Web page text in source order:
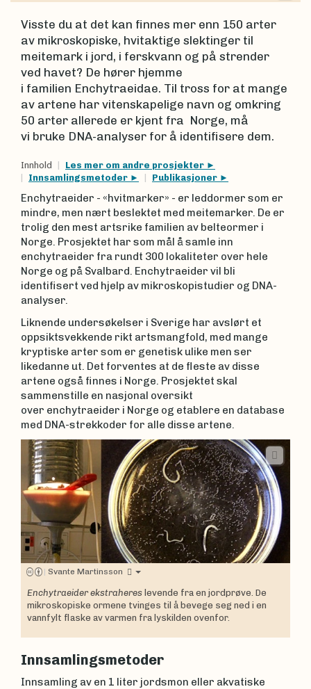
Visste du at det kan finnes mer enn 150 arter
av mikroskopiske, hvitaktige slektinger til
meitemark i jord, i ferskvann og på strender
ved havet? De hører hjemme
i familien Enchytraeidae. Til tross for at mange
av artene har vitenskapelige navn og omkring
50 arter allerede er kjent fra Norge, må
vi bruke DNA-analyser for å identifisere dem.
Innhold
Les mer om andre prosjekter
Innsamlingsmetoder
Publikasjoner
Enchytraeider - «hvitmarker» - er leddormer som er
mindre, men nært beslektet med meitemarker. De er
trolig den mest artsrike familien av belteormer i
Norge. Prosjektet har som mål å samle inn
enchytraeider fra rundt 300 lokaliteter over hele
Norge og på Svalbard. Enchytraeider vil bli
identifisert ved hjelp av mikroskopistudier og DNA-
analyser.
Liknende undersøkelser i Sverige har avslørt et
oppsiktsvekkende rikt artsmangfold, med mange
kryptiske arter som er genetisk ulike men ser
likedanne ut. Det forventes at de fleste av disse
artene også finnes i Norge. Prosjektet skal
sammenstille en nasjonal oversikt
over enchytraeider i Norge og etablere en database
med DNA-strekkoder for alle disse artene.
| Svante Martinsson
Enchytraeider ekstraheres levende fra en jordprøve. De
mikroskopiske ormene tvinges til å bevege seg ned i en
vannfylt flaske av varmen fra lyskilden ovenfor.
Innsamlingsmetoder
Innsamling av en 1 liter jordsmon eller akvatiske